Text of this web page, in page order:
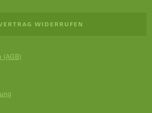
WIDERRUFEN
(AGB)